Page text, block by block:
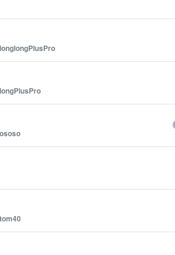
longlongPlusPro